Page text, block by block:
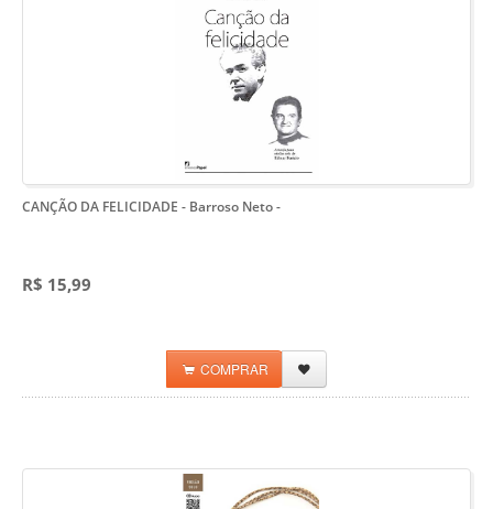
CANÇÃO DA FELICIDADE - Barroso Neto-
R$ 15,99
COMPRAR